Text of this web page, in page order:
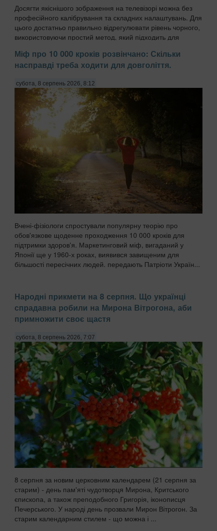
Досягти якіснішого зображення на телевізорі можна без
професійного калібрування та складних налаштувань. Для
цього достатньо правильно відрегулювати рівень чорного,
використовуючи простий метод, який підходить для
Міф про 10 000 кроків розвінчано: Скільки
насправді треба ходити для довголіття.
субота, 8 серпень 2026, 8:12
Вчені-фізіологи спростували популярну теорію про
обов'язкове щоденне проходження 10 000 кроків для
підтримки здоров'я. Маркетинговий міф, вигаданий у
Японії ще у 1960-х роках, виявився завищеним для
більшості пересічних людей. передають Патріоти Україн...
Народні прикмети на 8 серпня. Що українці
спрадавна робили на Мирона Вітрогона, аби
примножити своє щастя
субота, 8 серпень 2026, 7:07
8 серпня за новим церковним календарем (21 серпня за
старим) - день пам'яті чудотворця Мирона, Критського
єпископа, а також преподобного Григорія, іконописця
Печерського. У народі день прозвали Мирон Вітрогон. За
старим календарним стилем - що можна і ...